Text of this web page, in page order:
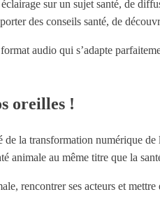
sur un sujet santé, de
des conseils santé, de
audio qui s’adapte
oreilles !
de la transformation numérique
animale au même titre que la
rencontrer ses acteurs et